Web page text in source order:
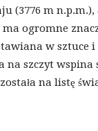
(3776 m
ma ogromne
w
na szczyt
na listę